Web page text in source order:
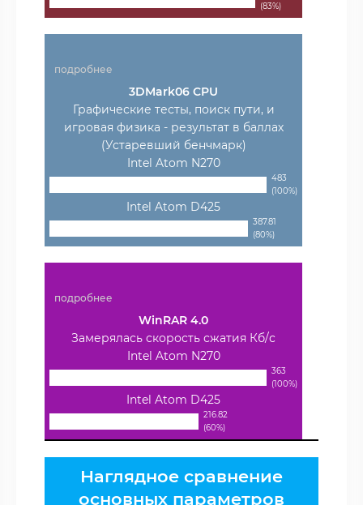
(83%)
подробнее
3DMark06 CPU
Графические тесты, поиск пути, и
игровая физика - результат в баллах
(Устаревший бенчмарк)
Intel Atom N270
483
(100%)
Intel Atom D425
387.81
(80%)
подробнее
WinRAR 4.0
Замерялась скорость сжатия Кб/с
Intel Atom N270
363
(100%)
Intel Atom D425
216.82
(60%)
Наглядное сравнение
основных параметров